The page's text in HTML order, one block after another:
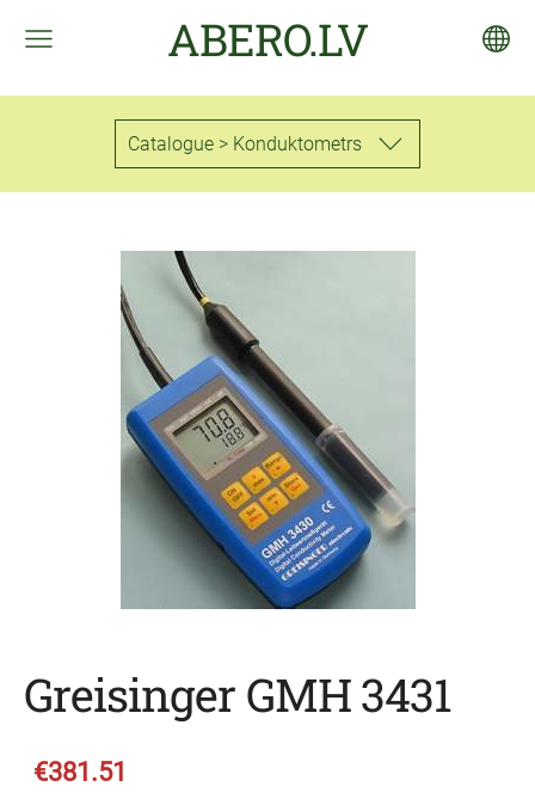
ABERO.LV
Catalogue > Konduktometrs
Greisinger GMH 3431
€381.51